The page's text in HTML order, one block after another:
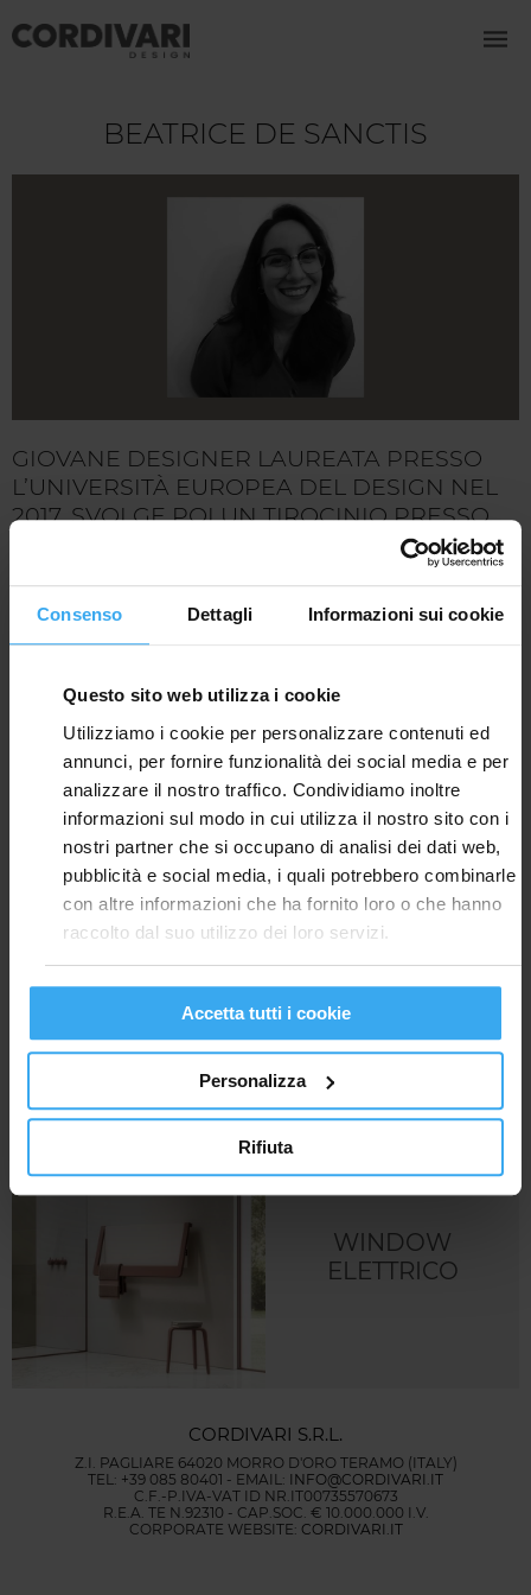
Consenso Dettagli Informazioni sui cookie
Questo sito web utilizza i cookie
Utilizziamo i cookie per personalizzare contenuti ed
annunci, per fornire funzionalità dei social media e per
analizzare il nostro traffico. Condividiamo inoltre
informazioni sul modo in cui utilizza il nostro sito con i
nostri partner che si occupano di analisi dei dati web,
pubblicità e social media, i quali potrebbero combinarle
con altre informazioni che ha fornito loro o che hanno
raccolto dal suo utilizzo dei loro servizi.
Accetta tutti i cookie
Personalizza
Rifiuta
BEATRICE DE SANCTIS
GIOVANE DESIGNER LAUREATA PRESSO
L’UNIVERSITÀ EUROPEA DEL DESIGN NEL
2017, SVOLGE POI UN TIROCINIO PRESSO
Lavora presso uno studio di architettura e
ora frequenta l’Istituto Pantheon di Roma
per conseguire un master in Ecodesign.
progetto scolastico, il cui scopo era quello di
avere un termoarredo semplice ma allo
stesso tempo funzionale. Grazie a questo
progetto nasceWINDOW, vincitore dell'
Design Award 2020e delRed Dot Award
2022."
WINDOW
WINDOW
ELETTRICO
CORDIVARI S.R.L.
Z.I. PAGLIARE 64020 MORRO D'ORO TERAMO (ITALY)
TEL: +39 085 80401 - EMAIL: INFO@CORDIVARI.IT
C.F.-P.IVA-VAT ID NR.IT00735570673
R.E.A. TE N.92310 - CAP.SOC. € 10.000.000 I.V.
CORPORATE WEBSITE: CORDIVARI.IT